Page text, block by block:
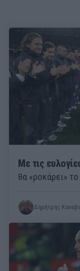
Με τις
θα «ροκάρει»
Δημήτρης